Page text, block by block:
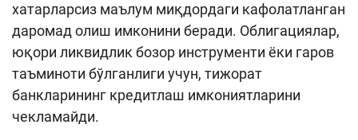
хатарларсиз маълум миқдордаги кафолатланган
даромад олиш имконини беради. Облигациялар,
юқори ликвидлик бозор инструменти ёки гаров
таъминоти бўлганлиги учун, тижорат
банкларининг кредитлаш имкониятларини
чекламайди.